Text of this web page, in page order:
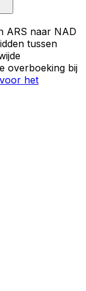
ARS naar NAD
tussen
overboeking bij
het